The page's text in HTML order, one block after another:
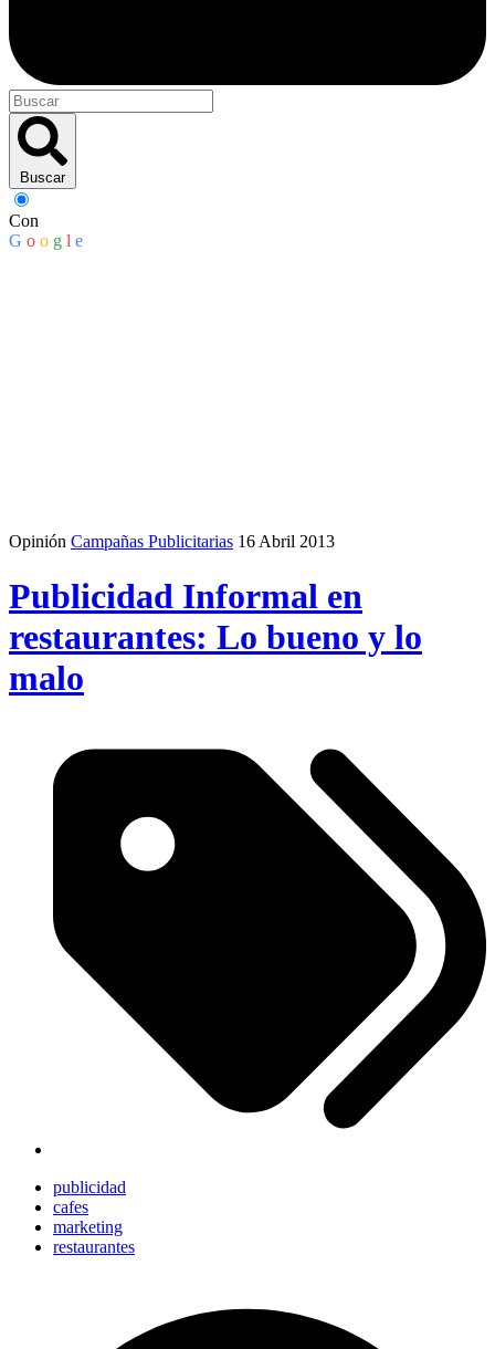
Buscar
Con
G o o g l e
Opinión Campañas Publicitarias 16 Abril 2013
Publicidad Informal en
restaurantes: Lo bueno y lo
malo
publicidad
cafes
marketing
restaurantes